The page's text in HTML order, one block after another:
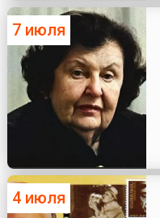
7 июля
4 июля